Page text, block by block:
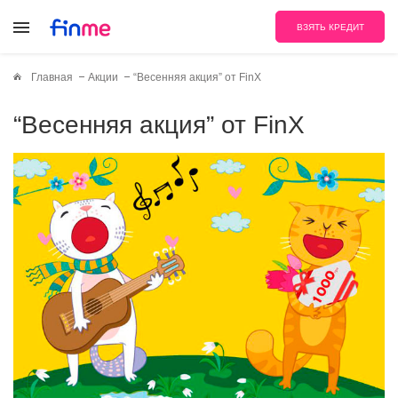
ВЗЯТЬ КРЕДИТ
Главная Акции “Весенняя акция” от FinX
“Весенняя акция” от FinX